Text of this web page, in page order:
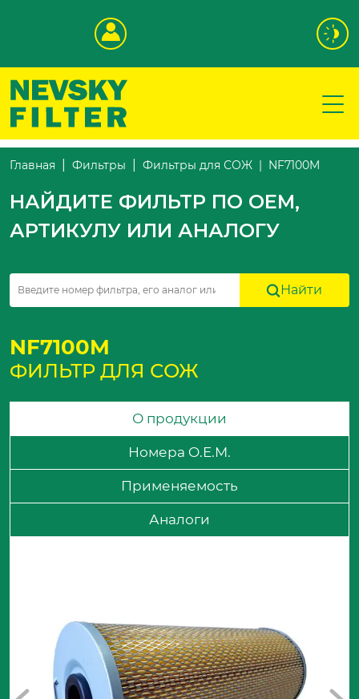
Главная Фильтры Фильтры для СОЖ NF7100M
НАЙДИТЕ ФИЛЬТР ПО OEM,
АРТИКУЛУ ИЛИ АНАЛОГУ
Найти
NF7100M
ФИЛЬТР ДЛЯ СОЖ
О продукции
Номера O.E.M.
Применяемость
Аналоги